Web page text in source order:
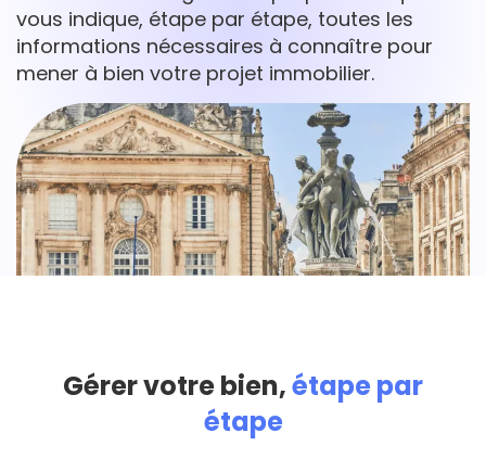
vous indique, étape par étape, toutes les
informations nécessaires à connaître pour
mener à bien votre projet immobilier.
Gérer votre bien,étape par
étape